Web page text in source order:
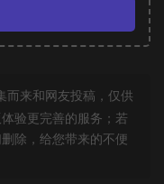
而来和网友投稿，仅供
验更完善的服务；若
除，给您带来的不便